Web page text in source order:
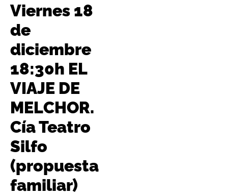
Viernes 18
de
diciembre
18:30h EL
VIAJE DE
MELCHOR.
Cía Teatro
Silfo
(propuesta
familiar)